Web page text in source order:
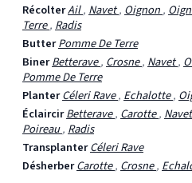
RécolterAil, Navet, Oignon,
Terre, Radis
ButterPomme De Terre
BinerBetterave, Crosne, Navet,
Pomme De Terre
PlanterCéleri Rave, Echalotte,
ÉclaircirBetterave, Carotte, Navet
Poireau, Radis
TransplanterCéleri Rave
DésherberCarotte, Crosne,